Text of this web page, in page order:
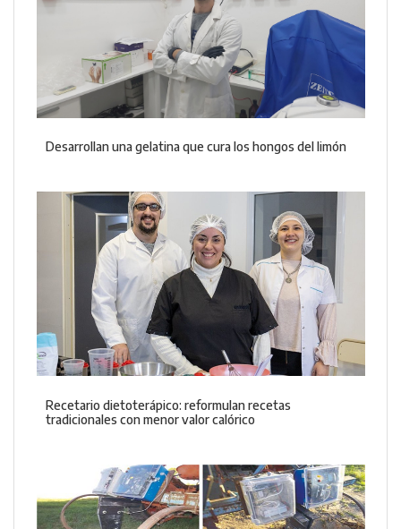
Desarrollan una gelatina que cura los hongos del limón
Recetario dietoterápico: reformulan recetas
tradicionales con menor valor calórico